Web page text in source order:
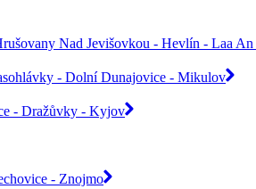
Nad Jevišovkou - Hevlín - Laa
- Dolní Dunajovice - Mikulov
- Dražůvky - Kyjov
- Znojmo